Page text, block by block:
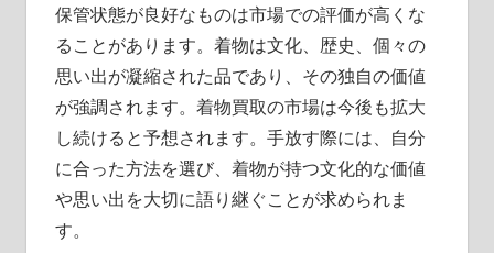
保管状態が良好なものは市場での評価が高くな
ることがあります。着物は文化、歴史、個々の
思い出が凝縮された品であり、その独自の価値
が強調されます。着物買取の市場は今後も拡大
し続けると予想されます。手放す際には、自分
に合った方法を選び、着物が持つ文化的な価値
や思い出を大切に語り継ぐことが求められま
す。